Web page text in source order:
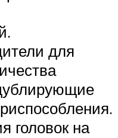
для
головок на